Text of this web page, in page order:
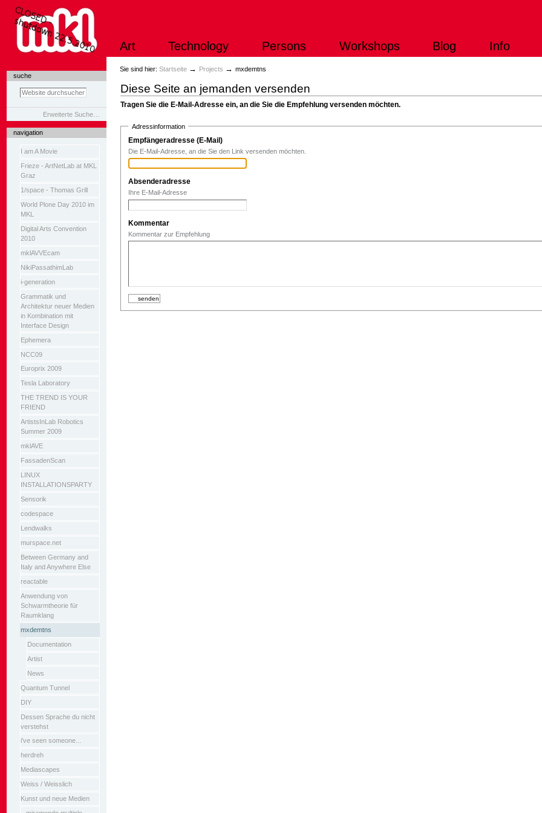
Inhalt
Art Technology Persons Workshops Blog Info
suche
Erweiterte Suche…
navigation
I am A Movie
Frieze - ArtNetLab at MKL
Graz
1/space - Thomas Grill
World Plone Day 2010 im
MKL
Digital Arts Convention
2010
mklAVVEcam
NikiPassathimLab
i-generation
Grammatik und
Architektur neuer Medien
in Kombination mit
Interface Design
Ephemera
NCC09
Europrix 2009
Tesla Laboratory
THE TREND IS YOUR
FRIEND
ArtistsInLab Robotics
Summer 2009
mklAVE
FassadenScan
LINUX
INSTALLATIONSPARTY
Sensorik
codespace
Lendwalks
murspace.net
Between Germany and
Italy and Anywhere Else
reactable
Anwendung von
Schwarmtheorie für
Raumklang
mxdemtns
Documentation
Artist
News
Quantum Tunnel
DIY
Dessen Sprache du nicht
verstehst
i've seen someone...
herdreh
Mediascapes
Weiss / Weisslich
Kunst und neue Medien
Sie sind hier: Startseite → Projects →mxdemtns
Diese Seite an jemanden versenden
Tragen Sie die E-Mail-Adresse ein, an die Sie die Empfehlung versenden möchten.
Adressinformation
Empfängeradresse (E-Mail)
Die E-Mail-Adresse, an die Sie den Link versenden möchten.
Absenderadresse
Ihre E-Mail-Adresse
Kommentar
Kommentar zur Empfehlung